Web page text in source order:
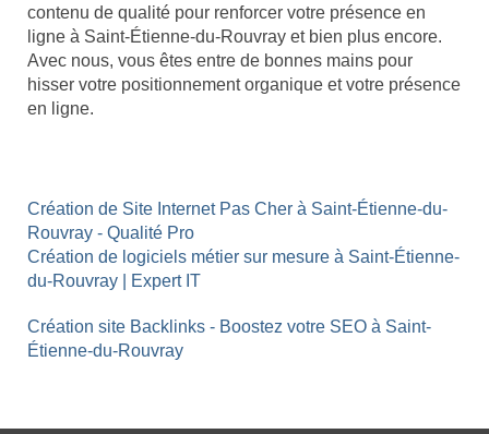
contenu de qualité pour renforcer votre présence en
ligne à Saint-Étienne-du-Rouvray et bien plus encore.
Avec nous, vous êtes entre de bonnes mains pour
hisser votre positionnement organique et votre présence
en ligne.
Création de Site Internet Pas Cher à Saint-Étienne-du-
Rouvray - Qualité Pro
Création de logiciels métier sur mesure à Saint-Étienne-
du-Rouvray | Expert IT
Création site Backlinks - Boostez votre SEO à Saint-
Étienne-du-Rouvray